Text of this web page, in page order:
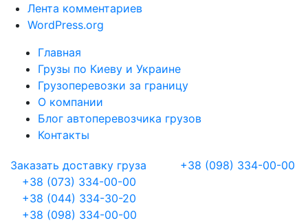
Лента комментариев
WordPress.org
Главная
Грузы по Киеву и Украине
Грузоперевозки за границу
О компании
Блог автоперевозчика грузов
Контакты
Заказать доставку груза
+38 (098) 334-00-00
+38 (073) 334-00-00
+38 (044) 334-30-20
+38 (098) 334-00-00